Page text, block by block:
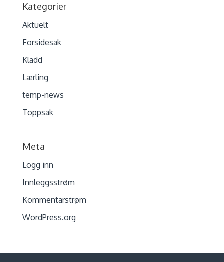
Kategorier
Aktuelt
Forsidesak
Kladd
Lærling
temp-news
Toppsak
Meta
Logg inn
Innleggsstrøm
Kommentarstrøm
WordPress.org